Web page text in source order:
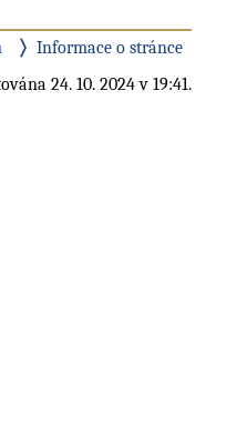
Informace o stránce
24. 10. 2024 v 19:41.